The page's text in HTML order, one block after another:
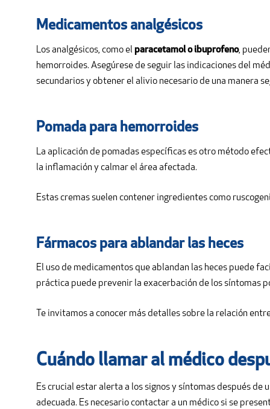
Medicamentos analgésicos
Los analgésicos, como el paracetamol o ibuprofeno,
hemorroides. Asegúrese de seguir las indicaciones del
secundarios y obtener el alivio necesario de una manera
Pomada para hemorroides
La aplicación de pomadas específicas es otro método
la inflamación y calmar el área afectada.
Estas cremas suelen contener ingredientes como
Fármacos para ablandar las heces
El uso de medicamentos que ablandan las heces puede
práctica puede prevenir la exacerbación de los síntomas
Te invitamos a conocer más detalles sobre la relación
Cuándo llamar al médico
Es crucial estar alerta a los signos y síntomas después
adecuada. Es necesario contactar a un médico si se